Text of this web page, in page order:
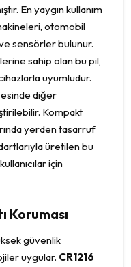
En yaygın kullanım
otomobil
sensörler bulunur.
sahip olan bu pil,
uyumludur.
diğer
Kompakt
yerden tasarruf
üretilen bu
için
Koruması
güvenlik
uygular. CR1216